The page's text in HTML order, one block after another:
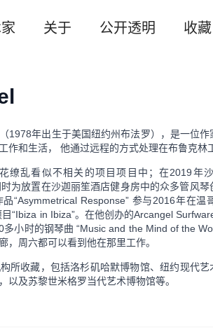
关于 公开透明 收藏
1978年出生于美国纽约州布法罗），是一位
作和生活， 他通过远程的方式处理在布鲁克林
缭乱看似不相关的项目项目中；在2019年
为放置在沙迦丽笙酒店健身房中的众多管风
“Asymmetrical Response” 参与2016年在
“Ibiza in Ibiza”。在他创办的Arcangel
小时的钢琴曲 “Music and the Mind of the
，周六都可以看到他在那里工作。
所收藏，包括洛杉矶哈默博物馆、纽约现代
以及苏黎世米格罗当代艺术博物馆等。